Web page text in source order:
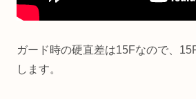
ガード時の硬直差は15Fなので、
します。